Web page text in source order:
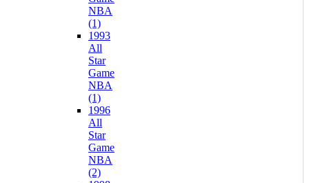
NBA
(1)
1993
All
Star
Game
NBA
(1)
1996
All
Star
Game
NBA
(2)